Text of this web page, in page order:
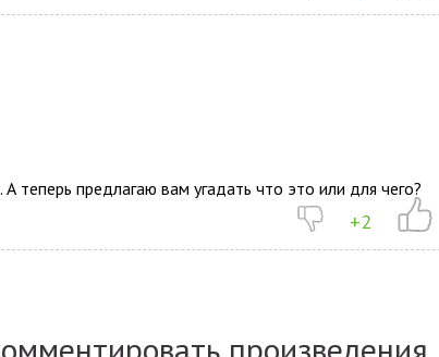
теперь предлагаю вам угадать что это или для чего?
+2